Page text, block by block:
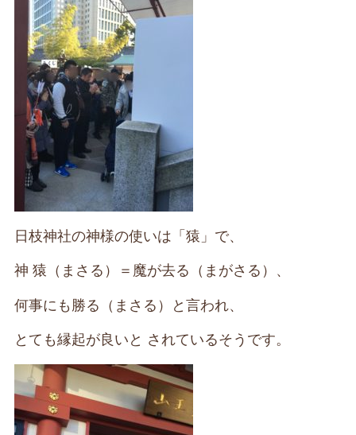
日枝神社の神様の使いは「猿」で、
神 猿（まさる）＝魔が去る（まがさる）、
何事にも勝る（まさる）と言われ、
とても縁起が良いと されているそうです。